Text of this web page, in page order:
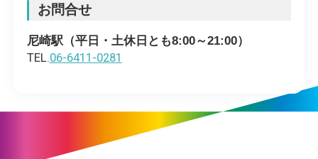
お問合せ
尼崎駅（平日・土休日とも8:00～21:00）
TEL.06-6411-0281